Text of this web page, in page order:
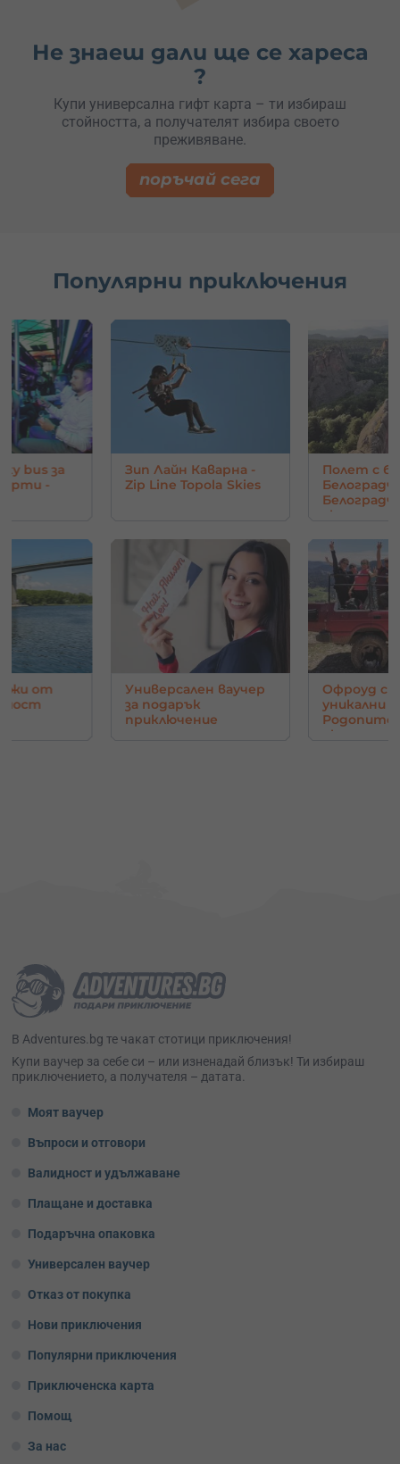
Не знаеш дали ще се хареса
?
Купи универсална гифт карта – ти избираш
стойността, а получателят избира своето
преживяване.
поръчай сега
Популярни приключения
bus за
-
от
мост
Зип Лайн Каварна -
Zip Line Topola Skies
Универсален ваучер
за подарък
приключение
Полет с
скали
Офроуд с
уникални
Родопите
око
В Adventures.bg те чакат стотици приключения!
Kупи ваучер за себе си – или изненадай близък! Ти избираш
приключението, а получателя – датата.
Моят ваучер
Въпроси и отговори
Валидност и удължаване
Плащане и доставка
Подаръчна опаковка
Универсален ваучер
Отказ от покупка
Нови приключения
Популярни приключения
Приключенска карта
Помощ
За нас